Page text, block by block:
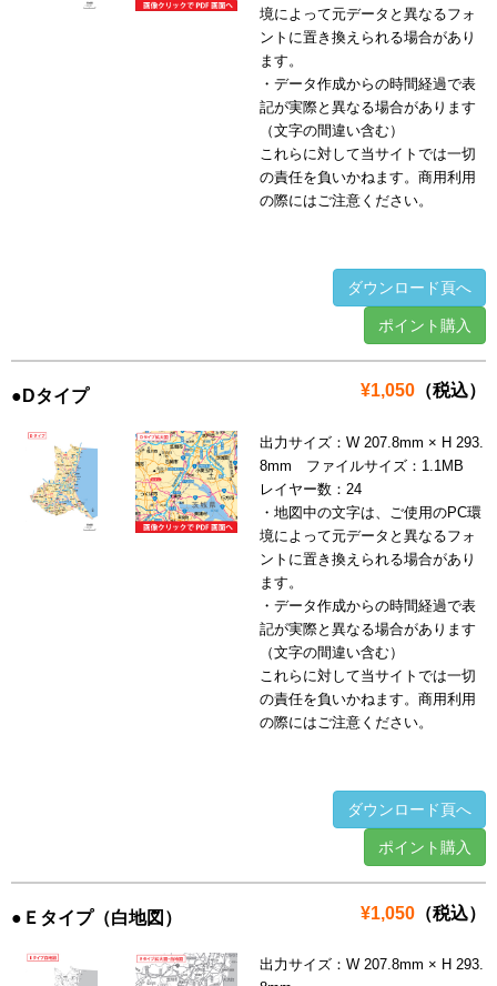
境によって元データと異なるフォ
ントに置き換えられる場合があり
ます。
・データ作成からの時間経過で表
記が実際と異なる場合があります
（文字の間違い含む）
これらに対して当サイトでは一切
の責任を負いかねます。商用利用
の際にはご注意ください。
ダウンロード頁へ
ポイント購入
¥1,050 （税込）
●Dタイプ
出力サイズ：W 207.8mm × H 293.
8mm ファイルサイズ：1.1MB
レイヤー数：24
・地図中の文字は、ご使用のPC環
境によって元データと異なるフォ
ントに置き換えられる場合があり
ます。
・データ作成からの時間経過で表
記が実際と異なる場合があります
（文字の間違い含む）
これらに対して当サイトでは一切
の責任を負いかねます。商用利用
の際にはご注意ください。
ダウンロード頁へ
ポイント購入
¥1,050 （税込）
●Ｅタイプ（白地図）
出力サイズ：W 207.8mm × H 293.